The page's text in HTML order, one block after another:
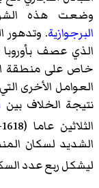
وضعت هذه
البرجوازية. وتدهور
الذي عصف
خاص على منطقة
العوامل الأخرى
نتيجة الخلاف بين
الثلاثين عاما (1618-1648).
الشديد لسكان
ليشكل ربع عدد